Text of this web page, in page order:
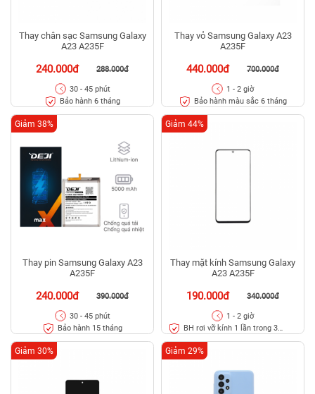
Thay chân sạc Samsung Galaxy
A23 A235F
240.000đ 288.000đ
30 - 45 phút
Bảo hành 6 tháng
Thay vỏ Samsung Galaxy A23
A235F
440.000đ 700.000đ
1 - 2 giờ
Bảo hành màu sắc 6 tháng
Thay pin Samsung Galaxy A23
A235F
240.000đ 390.000đ
Giảm 38%
30 - 45 phút
Bảo hành 15 tháng
Thay mặt kính Samsung Galaxy
A23 A235F
190.000đ 340.000đ
Giảm 44%
1 - 2 giờ
BH rơi vỡ kính 1 lần trong 3
Giảm 30% Giảm 29%